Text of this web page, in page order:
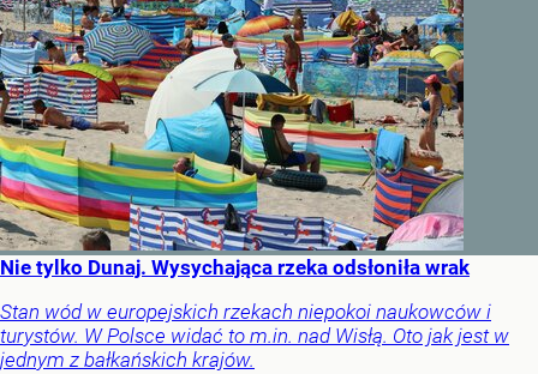
Nie tylko Dunaj. Wysychająca rzeka odsłoniła wrak
Stan wód w europejskich rzekach niepokoi naukowców i
turystów. W Polsce widać to m.in. nad Wisłą. Oto jak jest w
jednym z bałkańskich krajów.